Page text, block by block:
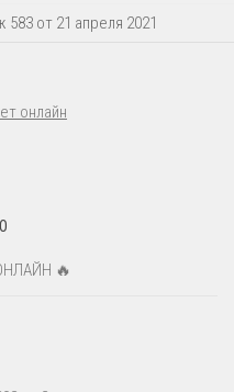
583 от 21 апреля 2021
🔥